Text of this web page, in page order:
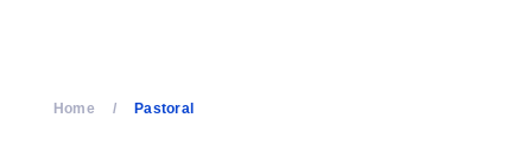
Home Pastoral